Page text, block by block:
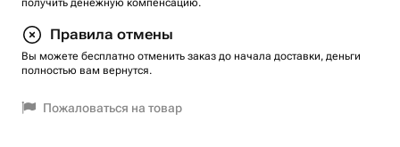
получить денежную компенсацию.
Правила отмены
Вы можете бесплатно отменить заказ до начала доставки, деньги
полностью вам вернутся.
Пожаловаться на товар